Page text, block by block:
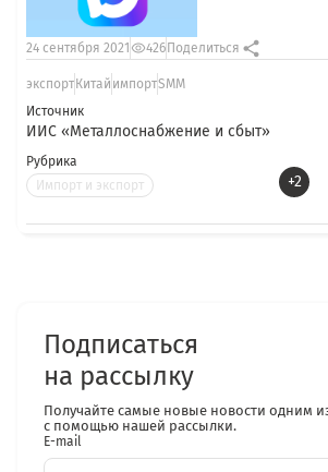
Источник
ИИС «Металлоснабжение и сбыт»
Рубрика
Импорт и экспорт
+2
24 сентября 2021 426 Поделиться
экспорт Китай импортSMM
Подписаться
на рассылку
Получайте самые новые новости одним
с помощью нашей рассылки.
E-mail